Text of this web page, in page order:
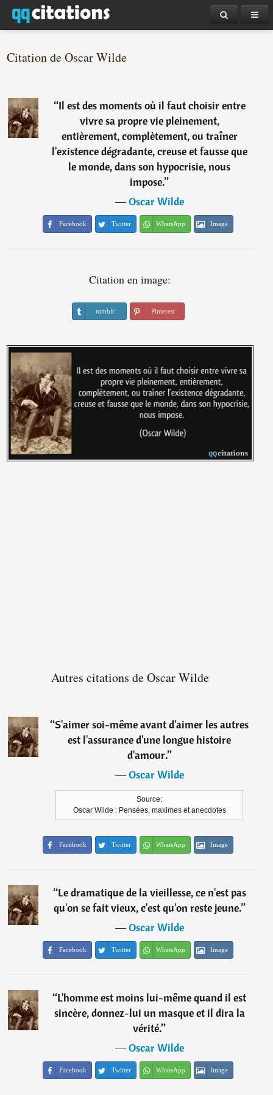
Citation de Oscar Wilde
“Il est des moments où il faut choisir entre
vivre sa propre vie pleinement,
entièrement, complètement, ou traîner
l'existence dégradante, creuse et fausse que
le monde, dans son hypocrisie, nous
impose.”
―Oscar Wilde
Facebook Twitter WhatsApp Image
Citation en image:
tumblr Pinterest
Autres citations de Oscar Wilde
“S'aimer soi-même avant d'aimer les autres
est l'assurance d'une longue histoire
d'amour.”
―Oscar Wilde
Source:
Oscar Wilde : Pensées, maximes et anecdotes
Facebook Twitter WhatsApp Image
“Le dramatique de la vieillesse, ce n'est pas
qu'on se fait vieux, c'est qu'on reste jeune.”
―Oscar Wilde
Facebook Twitter WhatsApp Image
“L'homme est moins lui-même quand il est
sincère, donnez-lui un masque et il dira la
vérité.”
―Oscar Wilde
Facebook Twitter WhatsApp Image